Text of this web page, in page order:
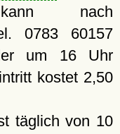
kann nach
0783 60157
um 16 Uhr
kostet 2,50
täglich von 10